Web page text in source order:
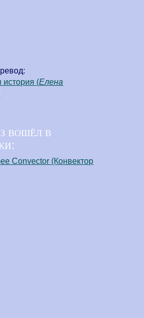
(Елена
вошёл в
Convector (Конвектор